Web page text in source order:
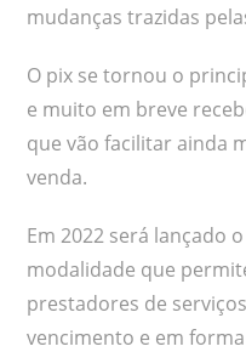
mudanças trazidas
O pix se tornou o
e muito em breve
que vão facilitar ainda
venda.
Em 2022 será lançado
modalidade que
prestadores de
vencimento e em